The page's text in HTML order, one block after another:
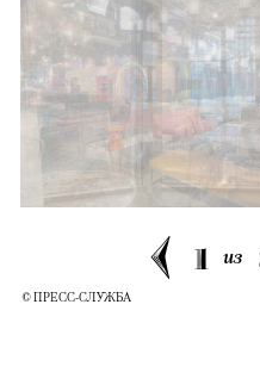
1 из
© ПРЕСС-СЛУЖБА